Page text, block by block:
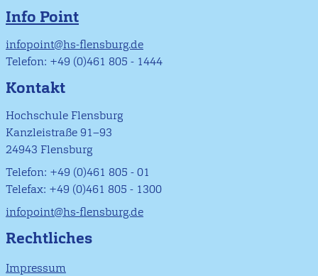
Info Point
infopoint@hs-flensburg.de
Telefon: +49 (0)461 805 - 1444
Kontakt
Hochschule Flensburg
Kanzleistraße 91–93
24943 Flensburg
Telefon: +49 (0)461 805 - 01
Telefax: +49 (0)461 805 - 1300
infopoint@hs-flensburg.de
Rechtliches
Impressum